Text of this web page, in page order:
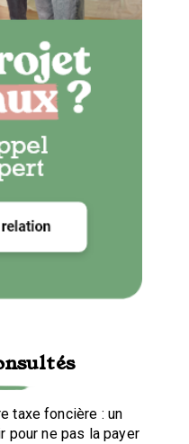
taxe foncière : un
pour ne pas la payer